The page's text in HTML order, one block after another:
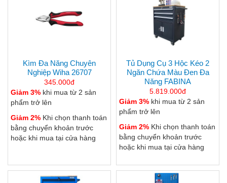
Kìm Đa Năng Chuyên
Nghiệp Wiha 26707
345.000đ
Giảm 3% khi mua từ 2 sản
phẩm trở lên
Giảm 2% Khi chọn thanh toán
bằng chuyển khoản trước
hoặc khi mua tại cửa hàng
Tủ Dụng Cụ 3 Hộc Kéo 2
Ngăn Chứa Màu Đen Đa
Năng FABINA
5.819.000đ
Giảm 3% khi mua từ 2 sản
phẩm trở lên
Giảm 2% Khi chọn thanh toán
bằng chuyển khoản trước
hoặc khi mua tại cửa hàng